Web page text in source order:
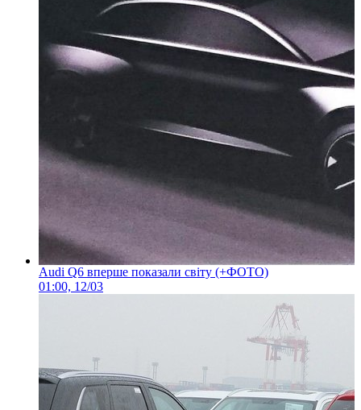
Audi Q6 вперше показали світу (+ФОТО)
01:00, 12/03